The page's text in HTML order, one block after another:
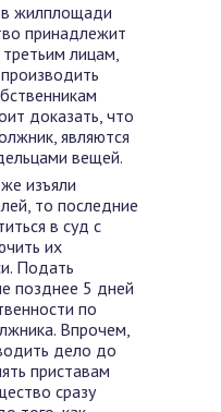
жилплощади
принадлежит
лицам,
доказать, что
являются
вещей.
изъяли
то последние
в суд с
их
Подать
позднее 5 дней
по
Впрочем,
дело до
приставам
сразу